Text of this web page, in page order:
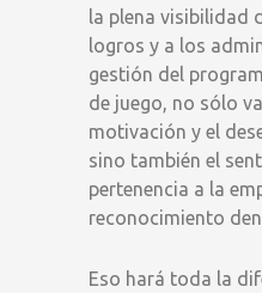
la plena visibilidad
logros y a los
gestión del
de juego, no sólo
motivación y el
sino también el
pertenencia a la
reconocimiento
Eso hará toda la